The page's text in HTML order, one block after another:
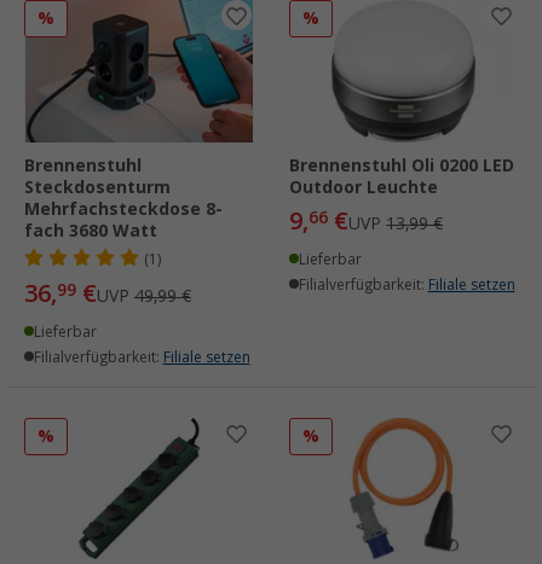
%
Brennenstuhl
Steckdosenturm
Mehrfachsteckdose 8-
fach 3680 Watt
(1)
36,99 €UVP 49,99 €
Lieferbar
Filialverfügbarkeit: Filiale setzen
%
Brennenstuhl Oli 0200 LED
Outdoor Leuchte
9,66 €UVP 13,99 €
Lieferbar
Filialverfügbarkeit: Filiale setzen
% %